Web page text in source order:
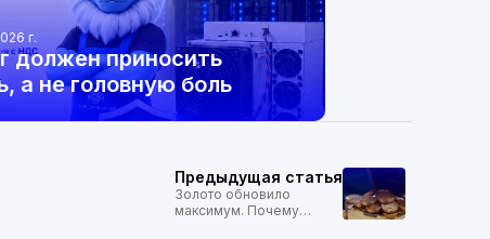
г.
должен приносить
а не головную боль
Предыдущая статья
Золото обновило
максимум. Почему